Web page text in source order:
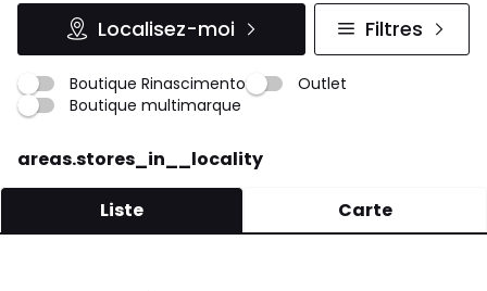
Localisez-moi Filtres
Boutique Rinascimento
Outlet
Boutique multimarque
areas.stores_in__locality
Liste Carte